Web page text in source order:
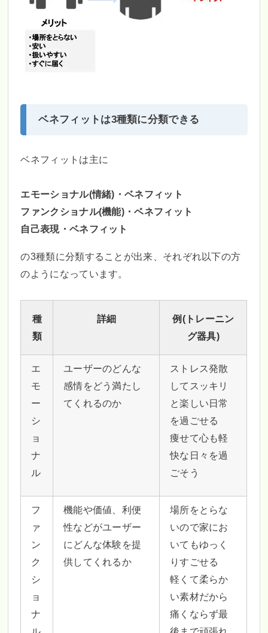
ベネフィットは3種類に分類できる
ベネフィットは主に
エモーショナル(情緒)・ベネフィット
ファンクショナル(機能)・ベネフィット
自己表現・ベネフィット
の3種類に分類することが出来、それぞれ以下の方
のようになっています。
種
類
詳細
例(トレーニン
グ器具)
エ
モ
ー
シ
ョ
ナ
ル
ユーザーのどんな
感情をどう満たし
てくれるのか
ストレス発散
してスッキリ
と楽しい日常
を過ごせる
痩せて心も軽
快な日々を過
ごそう
フ
ァ
ン
ク
シ
ョ
ナ
機能や価値、利便
性などがユーザー
にどんな体験を提
供してくれるか
場所をとらな
いので家にお
いてもゆっく
りすごせる
軽くて柔らか
い素材だから
痛くならず最